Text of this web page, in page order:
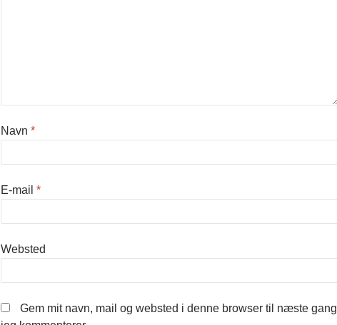
Navn *
E-mail *
Websted
Gem mit navn, mail og websted i denne browser til næste gang